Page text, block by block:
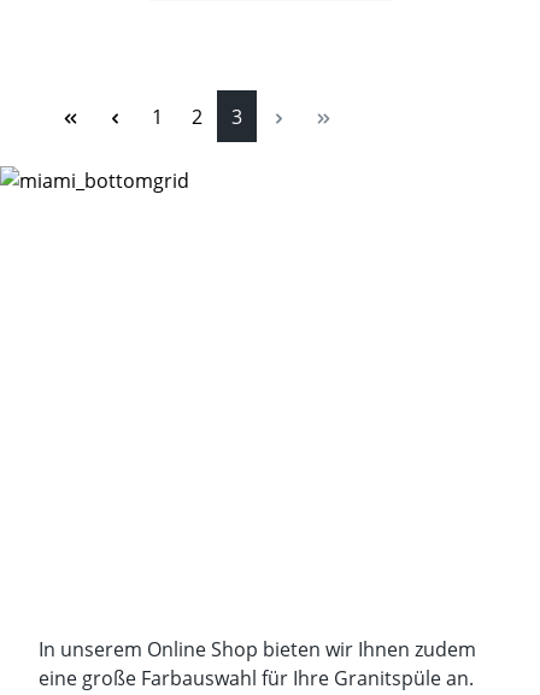
Seite
1 Seite
2 Seite
3
In unserem Online Shop bieten wir Ihnen zudem
eine große Farbauswahl für Ihre Granitspüle an.